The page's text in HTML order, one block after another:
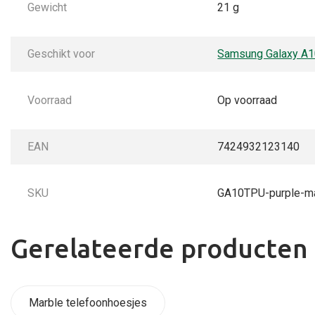
Gewicht 21 g
Geschikt voor Samsung Galaxy
Voorraad Op voorraad
EAN 7424932123140
SKU GA10TPU-purple-
Gerelateerde producten
Marble telefoonhoesjes